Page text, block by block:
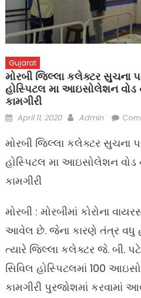
Gujarat
મોરબી જિલ્લા કલેક્ટર સુચના
હોસ્પિટલ મા આઇસોલેશન વોડ
કામગીરી
Posted
April 11, 2020 Author
Admin
મોરબી જિલ્લા કલેક્ટર સુચના
હોસ્પિટલ મા આઇસોલેશન વોડ
કામગીરી
મોરબી : મોરબીમાં કોરોના
આવેલ છે. જેના કારણે તંત્ર વધુ
ત્યારે જિલ્લા કલેક્ટર જે. બી.
સિવિલ હોસ્પિટલમાં 100
કામગીરી પુરજોશમાં કરવામાં